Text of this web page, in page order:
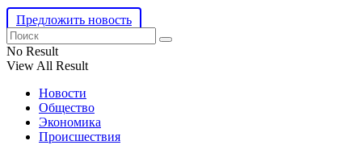
Предложить новость
No Result
View All Result
Новости
Общество
Экономика
Происшествия